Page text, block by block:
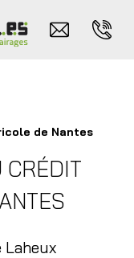
de Nantes
CRÉDIT
Laheux